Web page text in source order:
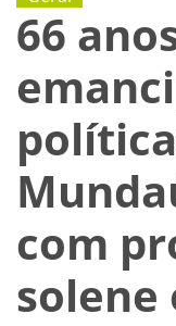
66
com
solene